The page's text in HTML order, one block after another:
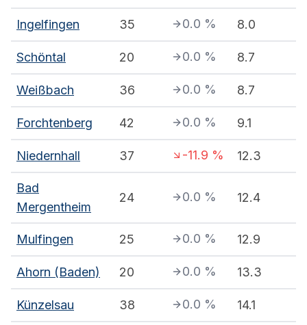
Ingelfingen 35 0.0 % 8.0
Schöntal 20 0.0 % 8.7
Weißbach 36 0.0 % 8.7
Forchtenberg 42 0.0 % 9.1
Niedernhall 37 -11.9 % 12.3
Bad
Mergentheim
24 0.0 % 12.4
Mulfingen 25 0.0 % 12.9
Ahorn (Baden) 20 0.0 % 13.3
Künzelsau 38 0.0 % 14.1